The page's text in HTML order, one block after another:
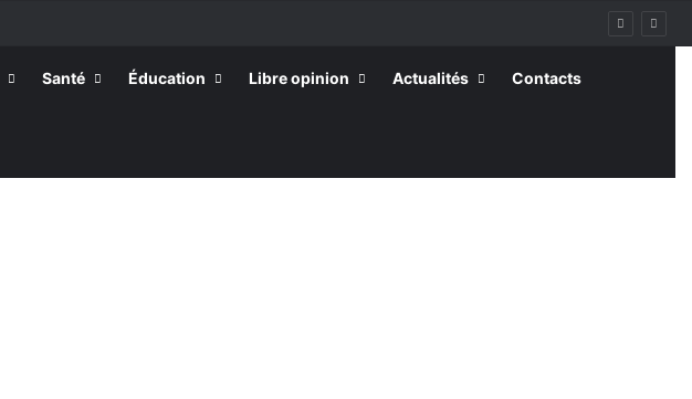
Santé Éducation Libre opinion Actualités Contacts